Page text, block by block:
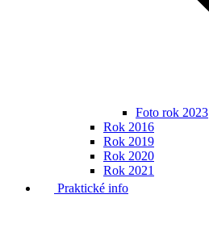
Foto rok 2023
Rok 2016
Rok 2019
Rok 2020
Rok 2021
Praktické info